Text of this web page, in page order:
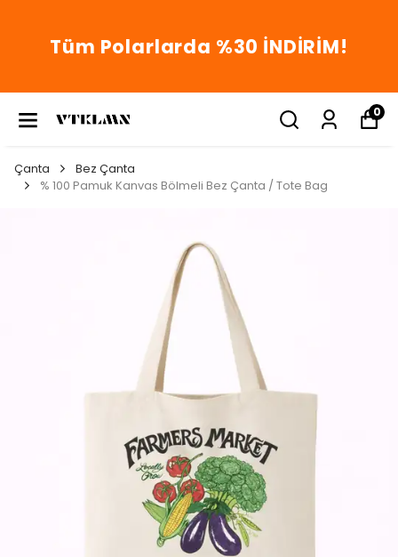
Tüm Polarlarda %30 İNDİRİM!
0
Çanta
Bez Çanta
% 100 Pamuk Kanvas Bölmeli Bez Çanta / Tote Bag